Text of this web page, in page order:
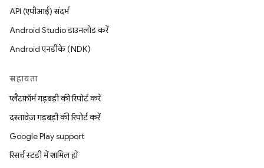
API (एपीआई) संदर्भ
Android Studio डाउनलोड करें
Android एनडीके (NDK)
सहायता
प्लैटफ़ॉर्म गड़बड़ी की रिपोर्ट करें
दस्तावेज़ गड़बड़ी की रिपोर्ट करें
Google Play support
रिसर्च स्टडी में शामिल हों